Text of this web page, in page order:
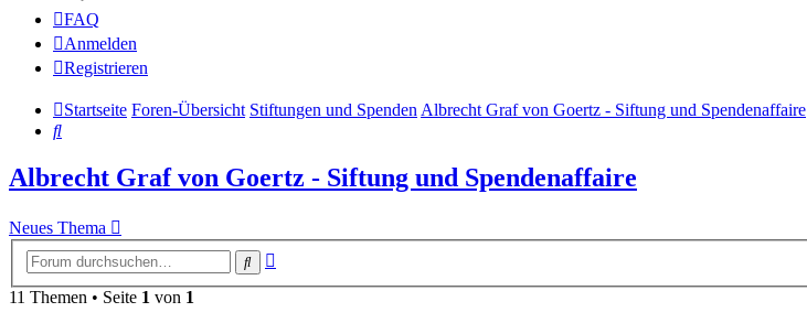
FAQ
Anmelden
Registrieren
Startseite Foren-Übersicht Stiftungen und SpendenAlbrecht Graf von Goertz - Siftung und Spendenaffaire
Suche
Albrecht Graf von Goertz - Siftung und Spendenaffaire
Neues Thema
Suche
11 Themen • Seite 1 von 1